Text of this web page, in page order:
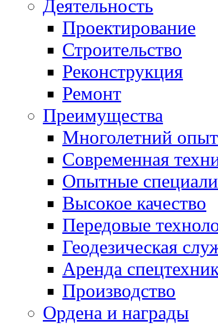
Деятельность
Проектирование
Строительство
Реконструкция
Ремонт
Преимущества
Многолетний опыт
Современная
Опытные
Высокое качество
Передовые
Геодезическая
Аренда
Производство
Ордена и награды